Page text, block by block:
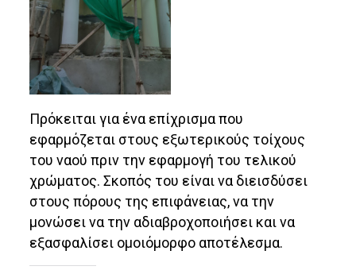
Πρόκειται για ένα επίχρισμα που
εφαρμόζεται στους εξωτερικούς τοίχους
του ναού πριν την εφαρμογή του τελικού
χρώματος. Σκοπός του είναι να διεισδύσει
στους πόρους της επιφάνειας, να την
μονώσει να την αδιαβροχοποιήσει και να
εξασφαλίσει ομοιόμορφο αποτέλεσμα.